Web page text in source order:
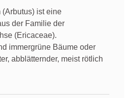
(Arbutus) ist eine
der Familie der
(Ericaceae).
immergrüne Bäume oder
abblätternder, meist rötlich